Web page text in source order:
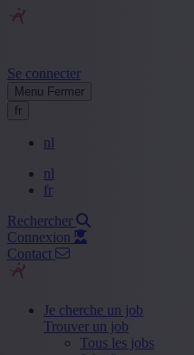
Se connecter
Menu Fermer
fr
nl
nl
fr
Rechercher
Connexion
Contact
Je cherche un job
Trouver un job
Tous les jobs